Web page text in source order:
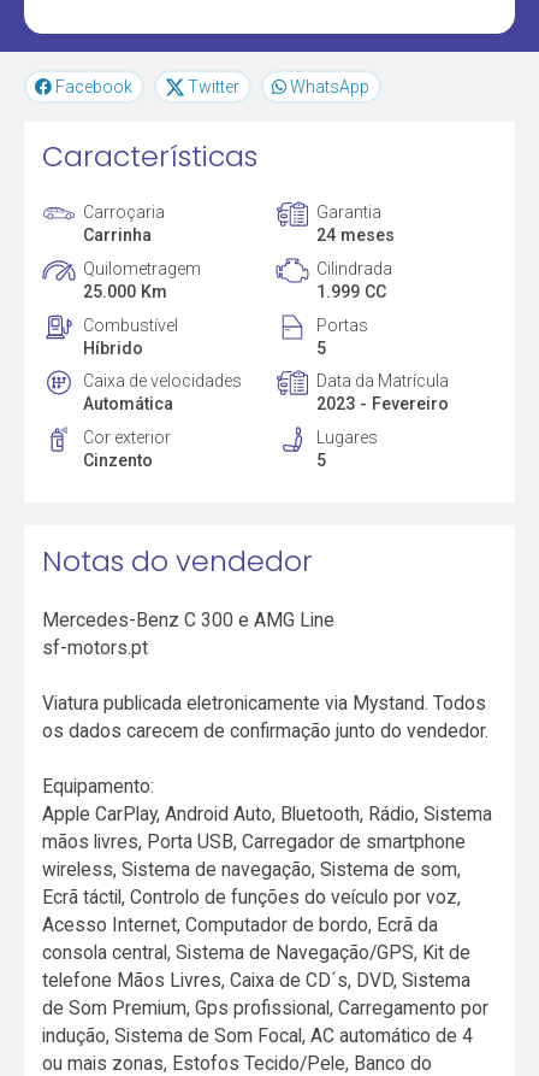
Facebook Twitter WhatsApp
Características
Carroçaria
Carrinha
Garantia
24 meses
Quilometragem
25.000 Km
Cilindrada
1.999 CC
Combustível
Híbrido
Portas
5
Caixa de velocidades
Automática
Data da Matrícula
2023 - Fevereiro
Cor exterior
Cinzento
Lugares
5
Notas do vendedor
Mercedes-Benz C 300 e AMG Line
sf-motors.pt
Viatura publicada eletronicamente via Mystand. Todos
os dados carecem de confirmação junto do vendedor.
Equipamento:
Apple CarPlay, Android Auto, Bluetooth, Rádio, Sistema
mãos livres, Porta USB, Carregador de smartphone
wireless, Sistema de navegação, Sistema de som,
Ecrã táctil, Controlo de funções do veículo por voz,
Acesso Internet, Computador de bordo, Ecrã da
consola central, Sistema de Navegação/GPS, Kit de
telefone Mãos Livres, Caixa de CD´s, DVD, Sistema
de Som Premium, Gps profissional, Carregamento por
indução, Sistema de Som Focal, AC automático de 4
ou mais zonas, Estofos Tecido/Pele, Banco do